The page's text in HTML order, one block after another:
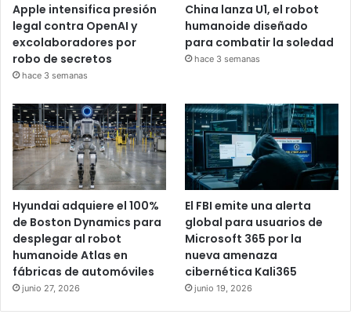
Apple intensifica presión
legal contra OpenAI y
excolaboradores por
robo de secretos
hace 3 semanas
China lanza U1, el robot
humanoide diseñado
para combatir la soledad
hace 3 semanas
Hyundai adquiere el 100%
de Boston Dynamics para
desplegar al robot
humanoide Atlas en
fábricas de automóviles
junio 27, 2026
El FBI emite una alerta
global para usuarios de
Microsoft 365 por la
nueva amenaza
cibernética Kali365
junio 19, 2026